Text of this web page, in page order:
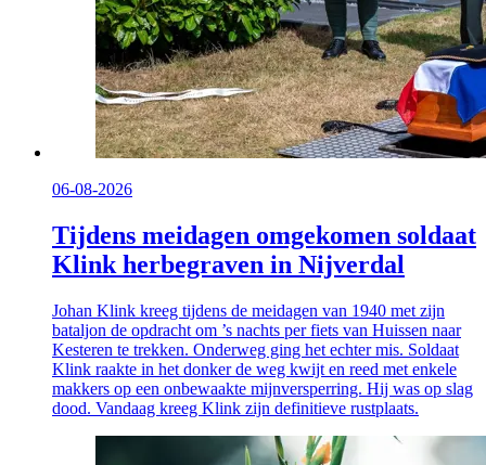
06-08-2026
Tijdens meidagen omgekomen soldaat
Klink herbegraven in Nijverdal
Johan Klink kreeg tijdens de meidagen van 1940 met zijn
bataljon de opdracht om ’s nachts per fiets van Huissen naar
Kesteren te trekken. Onderweg ging het echter mis. Soldaat
Klink raakte in het donker de weg kwijt en reed met enkele
makkers op een onbewaakte mijnversperring. Hij was op slag
dood. Vandaag kreeg Klink zijn definitieve rustplaats.